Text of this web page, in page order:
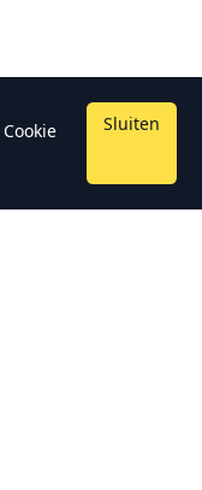
Cookie
Sluiten